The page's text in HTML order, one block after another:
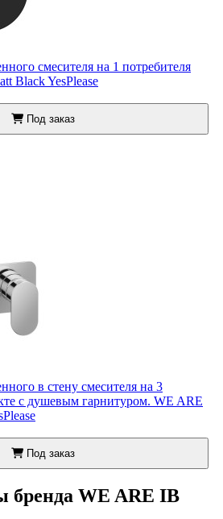
смесителя на 1 потребителя
Black YesPlease
Под заказ
в стену смесителя на 3
с душевым гарнитуром. WE ARE
Под заказ
бренда WE ARE IB